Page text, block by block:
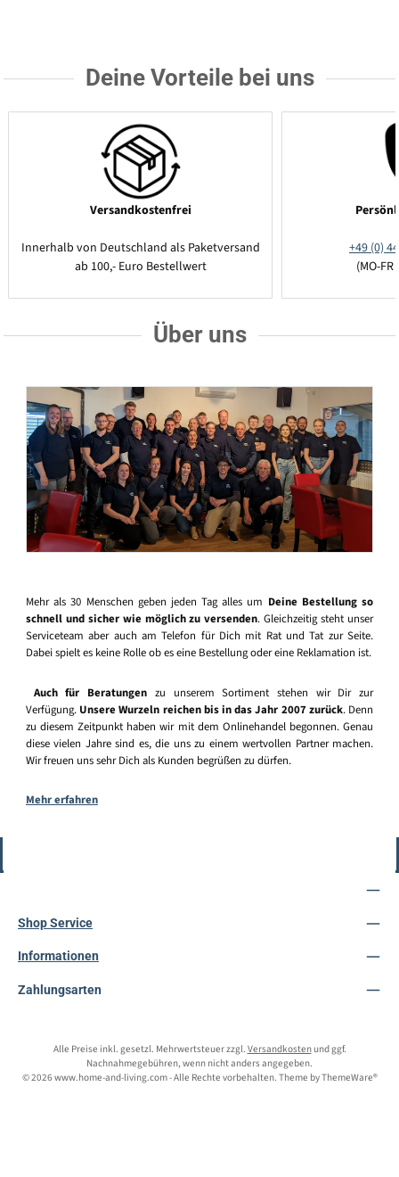
Deine Vorteile bei uns
Versandkostenfrei
Innerhalb von Deutschland als Paketversand
ab 100,- Euro Bestellwert
+49 (0)
(MO-
Über uns
Mehr als 30 Menschen geben jeden Tag alles um Deine Bestellung so
schnell und sicher wie möglich zu versenden. Gleichzeitig steht unser
Serviceteam aber auch am Telefon für Dich mit Rat und Tat zur Seite.
Dabei spielt es keine Rolle ob es eine Bestellung oder eine Reklamation ist.
Auch für Beratungen zu unserem Sortiment stehen wir Dir zur
Verfügung. Unsere Wurzeln reichen bis in das Jahr 2007 zurück. Denn
zu diesem Zeitpunkt haben wir mit dem Onlinehandel begonnen. Genau
diese vielen Jahre sind es, die uns zu einem wertvollen Partner machen.
Wir freuen uns sehr Dich als Kunden begrüßen zu dürfen.
Mehr erfahren
Shop Service
Informationen
Zahlungsarten
Alle Preise inkl. gesetzl. Mehrwertsteuer zzgl. Versandkostenund ggf.
Nachnahmegebühren, wenn nicht anders angegeben.
© 2026 www.home-and-living.com - Alle Rechte vorbehalten. Theme byThemeWare®